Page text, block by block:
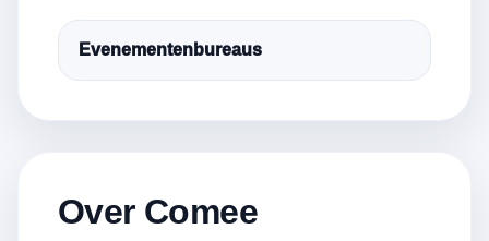
Evenementenbureaus
Over Comee